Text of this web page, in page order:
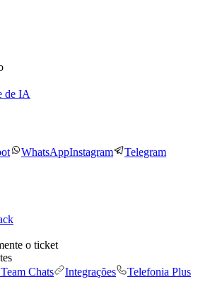
de IA
WhatsAppInstagram Telegram
o ticket
Chats Integrações
Telefonia Plus